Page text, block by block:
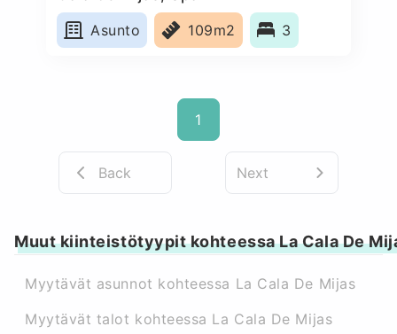
Asunto
109m2 3
1
Back Next
Muut kiinteistötyypit kohteessa La Cala De
Myytävät asunnot kohteessa La Cala De Mijas
Myytävät talot kohteessa La Cala De Mijas